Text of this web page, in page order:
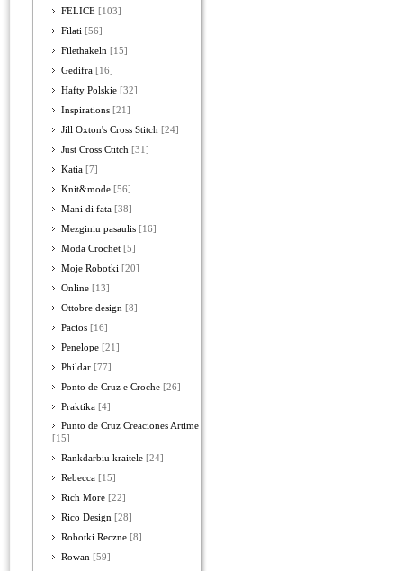
FELICE [103]
Filati [56]
Filethakeln [15]
Gedifra [16]
Hafty Polskie [32]
Inspirations [21]
Jill Oxton's Cross Stitch [24]
Just Cross Ctitch [31]
Katia [7]
Knit&mode [56]
Mani di fata [38]
Mezginiu pasaulis [16]
Moda Crochet [5]
Moje Robotki [20]
Online [13]
Ottobre design [8]
Pacios [16]
Penelope [21]
Phildar [77]
Ponto de Cruz e Croche [26]
Praktika [4]
Punto de Cruz Creaciones Artime
[15]
Rankdarbiu kraitele [24]
Rebecca [15]
Rich More [22]
Rico Design [28]
Robotki Reczne [8]
Rowan [59]